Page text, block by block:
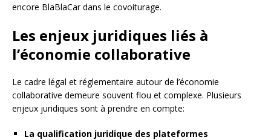
encore BlaBlaCar dans le covoiturage.
Les enjeux juridiques liés à
l’économie collaborative
Le cadre légal et réglementaire autour de l’économie
collaborative demeure souvent flou et complexe. Plusieurs
enjeux juridiques sont à prendre en compte:
La qualification juridique des plateformes